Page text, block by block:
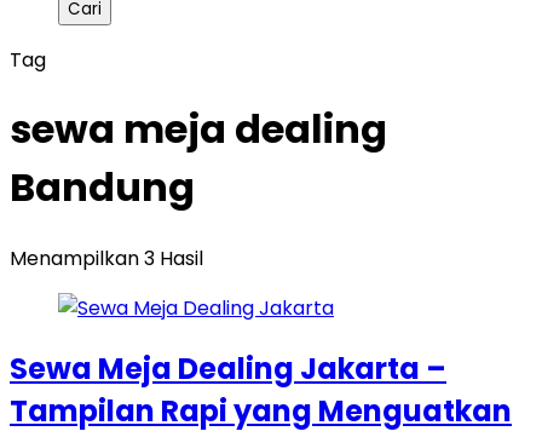
Tag
sewa meja dealing
Bandung
Menampilkan 3 Hasil
Sewa Meja Dealing Jakarta –
Tampilan Rapi yang Menguatkan